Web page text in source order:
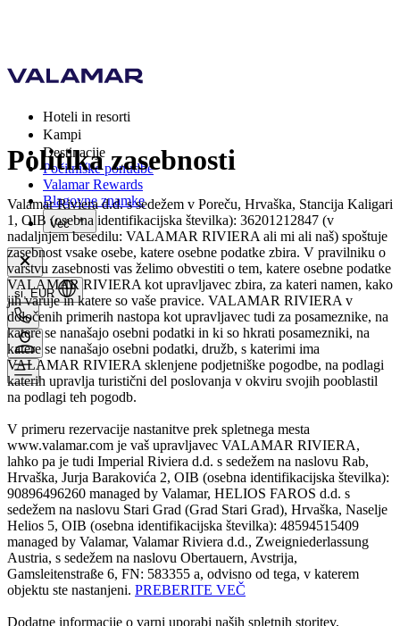
Hoteli in resorti
Kampi
Destinacije
Počitniške ponudbe
Valamar Rewards
Blagovne znamke
Več
si, EUR
Politika zasebnosti
Valamar Riviera d.d. s sedežem v Poreču, Hrvaška, Stancija Kaligari
1, OIB (osebna identifikacijska številka): 36201212847 (v
nadaljnjem besedilu: VALAMAR RIVIERA ali mi ali naš) spoštuje
zasebnost vsake osebe, katere osebne podatke zbira. V pravilniku o
varstvu zasebnosti vas želimo obvestiti o tem, katere osebne podatke
VALAMAR RIVIERA kot upravljavec zbira, za kateri namen, kako
jih varuje in katere so vaše pravice. VALAMAR RIVIERA v
določenih primerih nastopa kot upravljavec tudi za posameznike, na
katere se nanašajo osebni podatki in ki so hkrati posamezniki, na
katere se nanašajo osebni podatki, družb, s katerimi ima
VALAMAR RIVIERA sklenjene podjetniške pogodbe, na podlagi
katerih upravlja turistični del poslovanja v okviru svojih pooblastil
na podlagi teh pogodb.
V primeru rezervacije nastanitve prek spletnega mesta
www.valamar.com je vaš upravljavec VALAMAR RIVIERA,
lahko pa je tudi Imperial Riviera d.d. s sedežem na naslovu Rab,
Hrvaška, Jurja Barakovića 2, OIB (osebna identifikacijska številka):
90896496260 managed by Valamar, HELIOS FAROS d.d. s
sedežem na naslovu Stari Grad (Grad Stari Grad), Hrvaška, Naselje
Helios 5, OIB (osebna identifikacijska številka): 48594515409
managed by Valamar, Valamar Riviera d.d., Zweigniederlassung
Austria, s sedežem na naslovu Obertauern, Avstrija,
Gamsleitenstraße 6, FN: 583355 a, odvisno od tega, v katerem
objektu ste nastanjeni. PREBERITE VEČ
Dodatne informacije o varni uporabi naših spletnih storitev,